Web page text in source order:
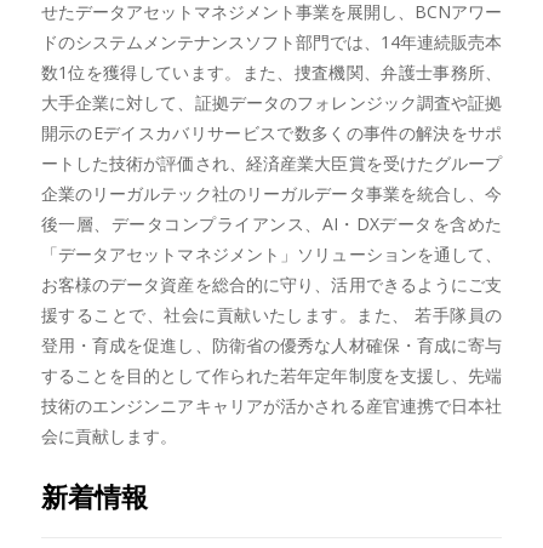
せたデータアセットマネジメント事業を展開し、BCNアワー
ドのシステムメンテナンスソフト部門では、14年連続販売本
数1位を獲得しています。また、捜査機関、弁護士事務所、
大手企業に対して、証拠データのフォレンジック調査や証拠
開示のEデイスカバリサービスで数多くの事件の解決をサポ
ートした技術が評価され、経済産業大臣賞を受けたグループ
企業のリーガルテック社のリーガルデータ事業を統合し、今
後一層、データコンプライアンス、AI・DXデータを含めた
「データアセットマネジメント」ソリューションを通して、
お客様のデータ資産を総合的に守り、活用できるようにご支
援することで、社会に貢献いたします。また、 若手隊員の
登用・育成を促進し、防衛省の優秀な人材確保・育成に寄与
することを目的として作られた若年定年制度を支援し、先端
技術のエンジンニアキャリアが活かされる産官連携で日本社
会に貢献します。
新着情報